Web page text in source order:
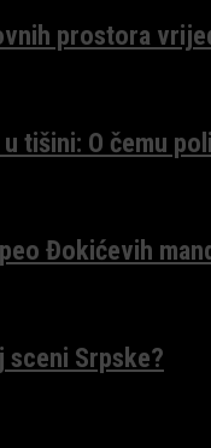
prostora
tišini: O čemu
Đokićevih
sceni Srpske?